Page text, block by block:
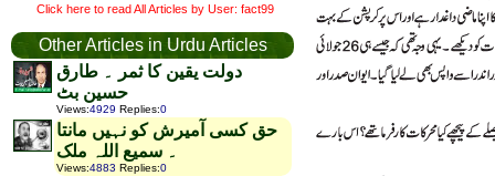
Click here to read All Articles by User: fact99
Other Articles in Urdu Articles
دولت یقین کا ثمر ۔ طارق
حسین بٹ
Views:4929 Replies:0
حق کسی آمیرش کو نہیں مانتا
۔ سمیع اللہ ملک
Views:4883 Replies:0